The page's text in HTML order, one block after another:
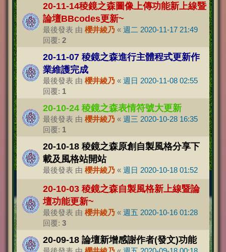
20-11-14稜鏡之森圖像上傳功能新上線暨
論壇BBcodes更新~
最後發表 由 櫻井綾乃 « 週二 2020-11-17 21:49
回覆: 2
20-11-07 稜鏡之森進行主體程式更新作
業維護完成
最後發表 由 櫻井綾乃 « 週日 2020-11-08 02:55
回覆: 1
20-10-24 稜鏡之森表情符號大更新
最後發表 由 櫻井綾乃 « 週三 2020-10-28 16:35
回覆: 1
20-10-18 稜鏡之森原創自製風格分享下
載及風格站開站
最後發表 由 櫻井綾乃 « 週日 2020-10-18 01:52
20-10-03 稜鏡之森自製風格新上線暨論
壇功能更新~
最後發表 由 櫻井綾乃 « 週五 2020-10-16 01:28
回覆: 3
20-09-18 論壇新增感謝作者(發文)功能